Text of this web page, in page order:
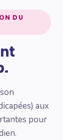
DU
aux
pour